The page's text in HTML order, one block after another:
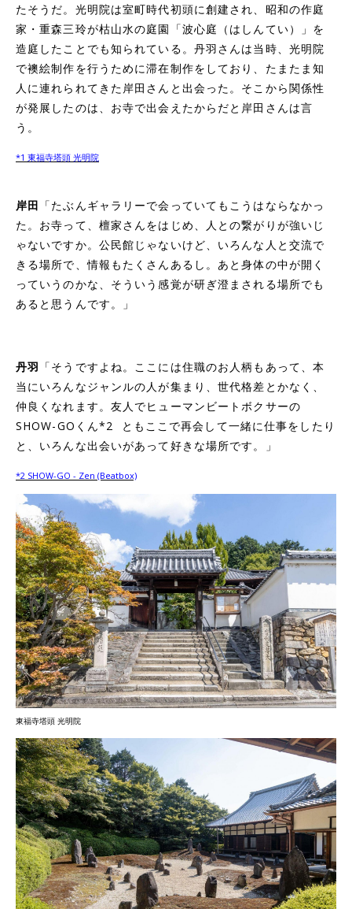
たそうだ。光明院は室町時代初頭に創建され、昭和の作庭
家・重森三玲が枯山水の庭園「波心庭（はしんてい）」を
造庭したことでも知られている。丹羽さんは当時、光明院
で襖絵制作を行うために滞在制作をしており、たまたま知
人に連れられてきた岸田さんと出会った。そこから関係性
が発展したのは、お寺で出会えたからだと岸田さんは言
う。
*1 東福寺塔頭 光明院
岸田 「たぶんギャラリーで会っていてもこうはならなかっ
た。お寺って、檀家さんをはじめ、人との繋がりが強いじ
ゃないですか。公民館じゃないけど、いろんな人と交流で
きる場所で、情報もたくさんあるし。あと身体の中が開く
っていうのかな、そういう感覚が研ぎ澄まされる場所でも
あると思うんです。」
丹羽 「そうですよね。ここには住職のお人柄もあって、本
当にいろんなジャンルの人が集まり、世代格差とかなく、
仲良くなれます。友人でヒューマンビートボクサーの
SHOW-GOくん*2
ともここで再会して一緒に仕事をしたり
と、いろんな出会いがあって好きな場所です。」
*2 SHOW-GO - Zen (Beatbox)
東福寺塔頭 光明院